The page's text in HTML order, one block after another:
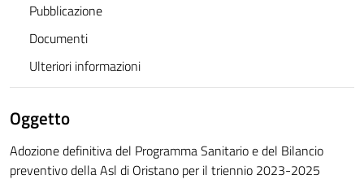
Pubblicazione
Documenti
Ulteriori informazioni
Oggetto
Adozione definitiva del Programma Sanitario e del Bilancio
preventivo della Asl di Oristano per il triennio 2023-2025